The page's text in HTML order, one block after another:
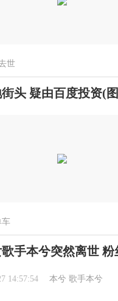
世
头 疑由百度投资(
车
手本兮突然离世
14:57:54 本兮 歌手本兮